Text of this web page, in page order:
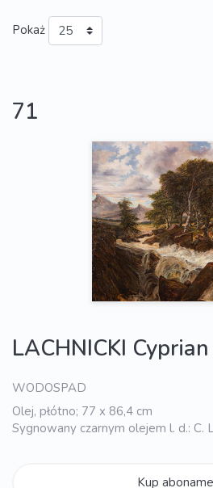
Pokaż
71
LACHNICKI Cyprian
WODOSPAD
Olej, płótno; 77 x 86,4 cm
Sygnowany czarnym olejem l. d.: C.
Kup